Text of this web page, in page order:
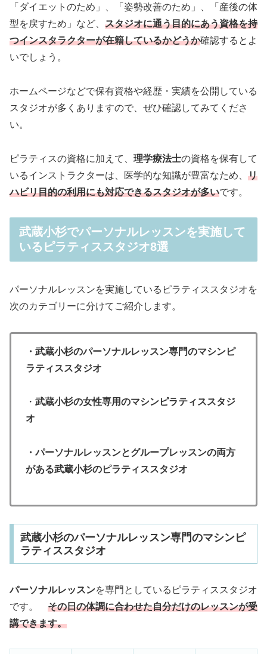
「ダイエットのため」、「姿勢改善のため」、「産後の体
型を戻すため」など、 スタジオに通う目的にあう資格を持
つインスタラクターが在籍しているかどうか確認するとよ
いでしょう。
ホームページなどで保有資格や経歴・実績を公開している
スタジオが多くありますので、ぜひ確認してみてくださ
い。
ピラティスの資格に加えて、 理学療法士の資格を保有して
いるインストラクターは、医学的な知識が豊富なため、 リ
ハビリ目的の利用にも対応できるスタジオが多いです。
武蔵小杉でパーソナルレッスンを実施して
いるピラティススタジオ8選
パーソナルレッスンを実施しているピラティススタジオを
次のカテゴリーに分けてご紹介します。
・武蔵小杉のパーソナルレッスン専門のマシンピ
ラティススタジオ
・ 武蔵小杉の女性専用のマシンピラティススタジ
オ
・パーソナルレッスンとグループレッスンの両方
がある武蔵小杉のピラティススタジオ
武蔵小杉のパーソナルレッスン専門のマシンピ
ラティススタジオ
パーソナルレッスンを専門としているピラティススタジオ
です。 その日の体調に合わせた自分だけのレッスンが受
講できます。